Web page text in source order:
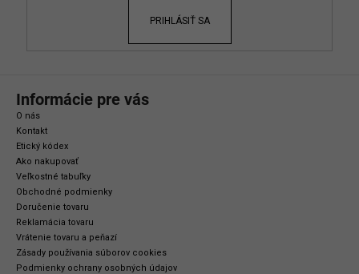
PRIHLÁSIŤ SA
Informácie pre vás
O nás
Kontakt
Etický kódex
Ako nakupovať
Veľkostné tabuľky
Obchodné podmienky
Doručenie tovaru
Reklamácia tovaru
Vrátenie tovaru a peňazí
Zásady používania súborov cookies
Podmienky ochrany osobných údajov